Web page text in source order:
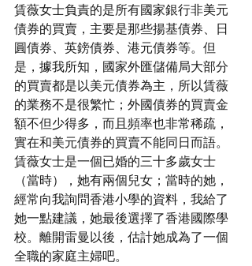
賃薇女士負責的是所有國家銀行非美元
債券的買賣，主要是那些揚基債券、日
圓債券、英鎊債券、港元債券等。但
是，據我所知，國家外匯儲備局大部分
的買賣都是以美元債券為主，所以賃薇
的業務不是很繁忙；外國債券的買賣金
額不但少得多，而且頻率也非常稀疏，
實在和美元債券的買賣不能同日而語。
賃薇女士是一個已婚的三十多歲女士
（當時），她有兩個兒女；當時的她，
經常向我詢問香港小學的資料，我給了
她一點建議，她最後選擇了香港國際學
校。離開雷曼以後，估計她成為了一個
全職的家庭主婦吧。